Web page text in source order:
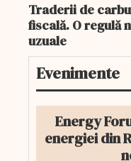
Traderii de
fiscală. O regulă
uzuale
Evenimente
Energy
energiei din